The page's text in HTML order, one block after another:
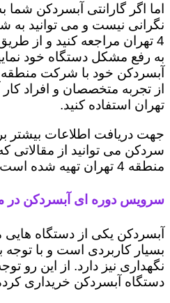
اما اگر گارانتی آبسردکن
نگرانی نیست و می توانید
4 تهران مراجعه کنید و از
به رفع مشکل دستگاه خود
تهران استفاده کنید.
جهت دریافت اطلاعات بیشتر
سردکن می توانید از
منطقه 4 تهران تهیه شده است استفاده کنید.
سرویس دوره ای آبسردکن در منطقه
آبسردکن یکی از دستگاه
بسیار کاربردی است و با توجه
نگهداری نیز دارد. از این رو
دستگاه آبسردکن خریداری کرده